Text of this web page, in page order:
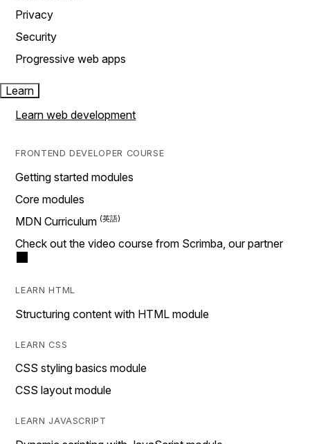
Privacy
Security
Progressive web apps
Learn
Learn web development
FRONTEND DEVELOPER COURSE
Getting started modules
Core modules
MDN Curriculum
Check out the video course from Scrimba, our partner
LEARN HTML
Structuring content with HTML module
LEARN CSS
CSS styling basics module
CSS layout module
LEARN JAVASCRIPT